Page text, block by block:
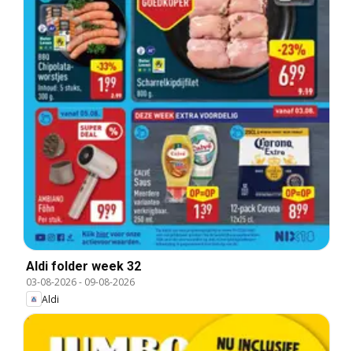
Aldi folder week 32
03-08-2026- 09-08-2026
Aldi